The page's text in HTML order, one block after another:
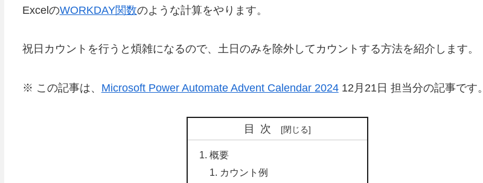
ExcelのWORKDAY関数のような計算をやります。
祝日カウントを行うと煩雑になるので、土日のみを除外してカウントする方法を紹介します。
※ この記事は、 Microsoft Power Automate Advent Calendar 202412月21日 担当分の記事です。
目次
概要
カウント例